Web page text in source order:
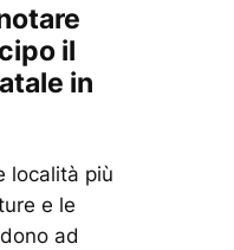
il
in
località più
e le
ad